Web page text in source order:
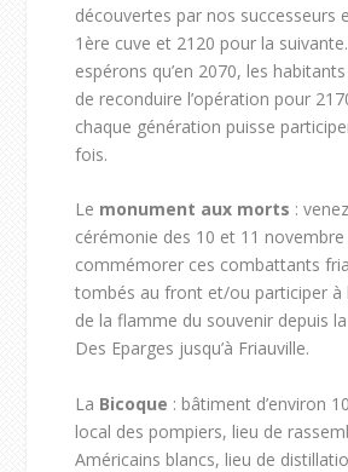
découvertes par nos successeurs
1 ère cuve et 2120 pour la
espérons qu’en 2070, les
de reconduire l’opération pour
chaque génération puisse
fois.
Le monument aux morts :
cérémonie des 10 et 11
commémorer ces combattants
tombés au front et/ou participer à
de la flamme du souvenir depuis
Des Eparges jusqu’à Friauville.
La Bicoque : bâtiment d’environ
local des pompiers, lieu de
Américains blancs, lieu de